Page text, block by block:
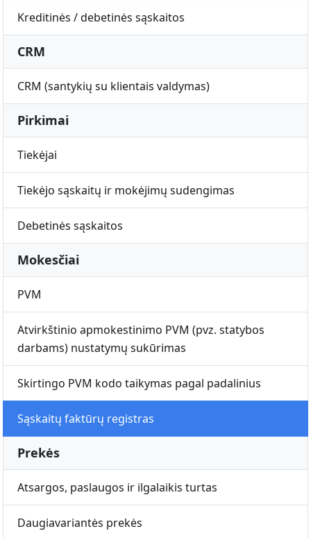
Kreditinės / debetinės sąskaitos
CRM
CRM (santykių su klientais valdymas)
Pirkimai
Tiekėjai
Tiekėjo sąskaitų ir mokėjimų sudengimas
Debetinės sąskaitos
Mokesčiai
PVM
Atvirkštinio apmokestinimo PVM (pvz. statybos
darbams) nustatymų sukūrimas
Skirtingo PVM kodo taikymas pagal padalinius
Sąskaitų faktūrų registras
Prekės
Atsargos, paslaugos ir ilgalaikis turtas
Daugiavariantės prekės